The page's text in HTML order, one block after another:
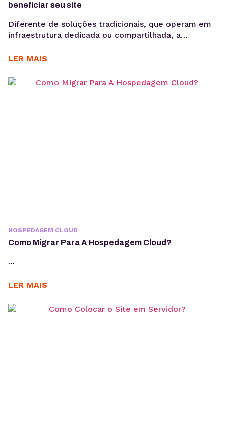
beneficiar seu site
Diferente de soluções tradicionais, que operam em
infraestrutura dedicada ou compartilhada, a
sejam ajustados dinamicamente conforme a
máquina, o seu site é distribuído em diversos pontos
LER MAIS
HOSPEDAGEM CLOUD
Como Migrar Para A Hospedagem Cloud?
...
LER MAIS